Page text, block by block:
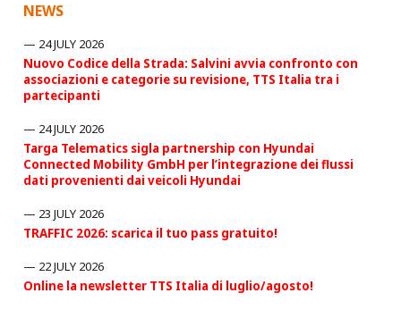
NEWS
24 JULY 2026
Nuovo Codice della Strada: Salvini avvia confronto con
associazioni e categorie su revisione, TTS Italia tra i
partecipanti
24 JULY 2026
Targa Telematics sigla partnership con Hyundai
Connected Mobility GmbH per l’integrazione dei flussi
dati provenienti dai veicoli Hyundai
23 JULY 2026
TRAFFIC 2026: scarica il tuo pass gratuito!
22 JULY 2026
Online la newsletter TTS Italia di luglio/agosto!